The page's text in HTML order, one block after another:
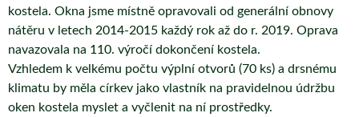
kostela. Okna jsme místně opravovali od generální obnovy
nátěru v letech 2014-2015 každý rok až do r. 2019. Oprava
navazovala na 110. výročí dokončení kostela.
Vzhledem k velkému počtu výplní otvorů (70 ks) a drsnému
klimatu by měla církev jako vlastník na pravidelnou údržbu
oken kostela myslet a vyčlenit na ní prostředky.